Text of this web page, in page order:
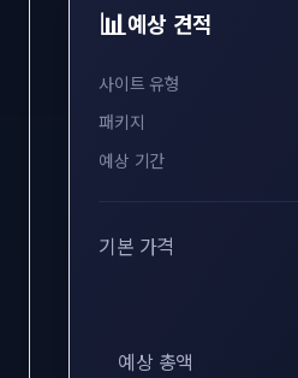
📊예상 견적
사이트 유형
패키지
예상 기간
기본 가격
예상 총액